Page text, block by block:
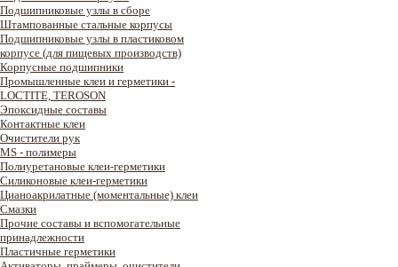
Подшипниковые узлы в сборе
Штампованные стальные корпусы
Подшипниковые узлы в пластиковом
корпусе (для пищевых производств)
Корпусные подшипники
Промышленные клеи и герметики -
LOCTITE, TEROSON
Эпоксидные составы
Контактные клеи
Очистители рук
MS - полимеры
Полиуретановые клеи-герметики
Силиконовые клеи-герметики
Цианоакрилатные (моментальные) клеи
Смазки
Прочие составы и вспомогательные
принадлежности
Пластичные герметики